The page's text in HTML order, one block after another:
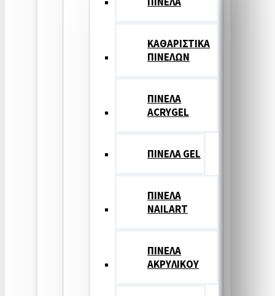
ΚΑΘΑΡΙΣΤΙΚΑ
ΠΙΝΕΛΩΝ
ΠΙΝΕΛΑ
ACRYGEL
ΠΙΝΕΛΑ GEL
ΠΙΝΕΛΑ
NAILART
ΠΙΝΕΛΑ
ΑΚΡΥΛΙΚΟΥ